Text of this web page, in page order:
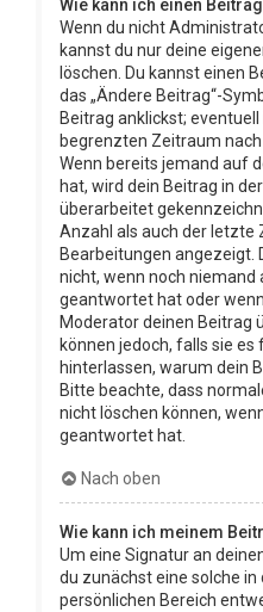
Wie kann ich einen
Wenn du nicht
kannst du nur deine
löschen. Du kannst einen
das „Ändere Beitrag“-
Beitrag anklickst;
begrenzten Zeitraum
Wenn bereits jemand auf
hat, wird dein Beitrag in
überarbeitet
Anzahl als auch der letzte
Bearbeitungen angezeigt.
nicht, wenn noch niemand
geantwortet hat oder
Moderator deinen Beitrag
können jedoch, falls sie
hinterlassen, warum dein
Bitte beachte, dass
nicht löschen können,
geantwortet hat.
Nach oben
Wie kann ich meinem
Um eine Signatur an
du zunächst eine solche
persönlichen Bereich